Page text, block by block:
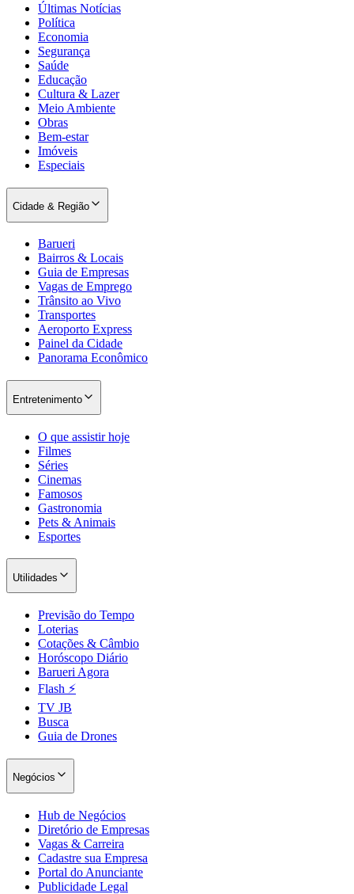
Sport
Juventude
Ceará
Últimas Notícias
Política
Economia
Segurança
Saúde
Educação
Cultura & Lazer
Meio Ambiente
Obras
Bem-estar
Imóveis
Especiais
Cidade & Região
Barueri
Bairros & Locais
Guia de Empresas
Vagas de Emprego
Trânsito ao Vivo
Transportes
Aeroporto Express
Painel da Cidade
Panorama Econômico
Entretenimento
O que assistir hoje
Filmes
Séries
Cinemas
Famosos
Gastronomia
Pets & Animais
Esportes
Utilidades
Previsão do Tempo
Loterias
Cotações & Câmbio
Horóscopo Diário
Barueri Agora
Flash ⚡
TV JB
Busca
Guia de Drones
Negócios
Hub de Negócios
Diretório de Empresas
Vagas & Carreira
Cadastre sua Empresa
Portal do Anunciante
Publicidade Legal